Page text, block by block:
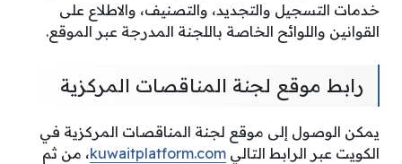
خدمات التسجيل والتجديد، والتصنيف، والاطلاع على
القوانين واللوائح الخاصة باللجنة المدرجة عبر الموقع.
رابط موقع لجنة المناقصات المركزية
يمكن الوصول إلى موقع لجنة المناقصات المركزية في
الكويت عبر الرابط التالي kuwaitplatform.com، من ثم